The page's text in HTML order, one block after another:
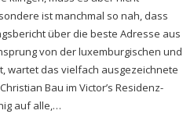
ist manchmal so nah, dass
über die beste Adresse aus
von der luxemburgischen und
wartet das vielfach ausgezeichnete
Bau im Victor’s Residenz-
auf alle,…